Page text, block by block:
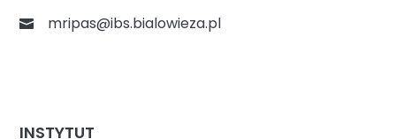
mripas@ibs.bialowieza.pl
INSTYTUT